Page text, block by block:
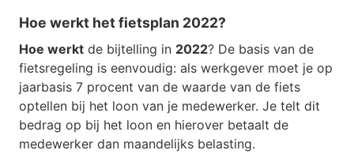
Hoe werkt het fietsplan 2022?
Hoe werkt de bijtelling in 2022? De basis van de
fietsregeling is eenvoudig: als werkgever moet je op
jaarbasis 7 procent van de waarde van de fiets
optellen bij het loon van je medewerker. Je telt dit
bedrag op bij het loon en hierover betaalt de
medewerker dan maandelijks belasting.